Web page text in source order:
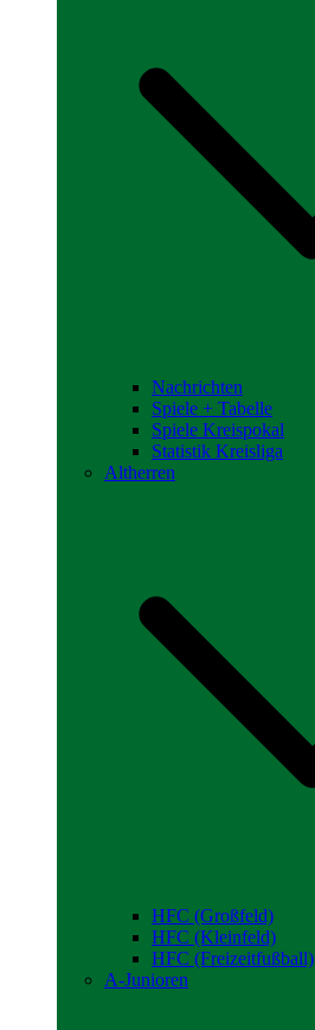
Nachrichten
Spiele + Tabelle
Spiele Kreispokal
Statistik Kreisliga
Altherren
HFC (Großfeld)
HFC (Kleinfeld)
HFC (Freizeitfußball)
A-Junioren